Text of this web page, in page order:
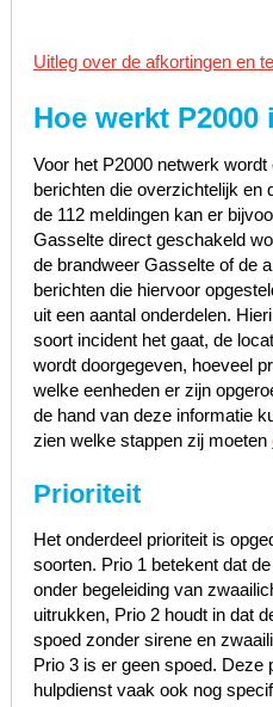
Uitleg over de afkortingen en
Hoe werkt P2000
Voor het P2000 netwerk
berichten die overzichtelijk en
de 112 meldingen kan er
Gasselte direct geschakeld
de brandweer Gasselte of de
berichten die hiervoor
uit een aantal onderdelen.
soort incident het gaat, de
wordt doorgegeven, hoeveel
welke eenheden er zijn
de hand van deze informatie
zien welke stappen zij moeten
Prioriteit
Het onderdeel prioriteit is
soorten. Prio 1 betekent dat
onder begeleiding van
uitrukken, Prio 2 houdt in dat
spoed zonder sirene en
Prio 3 is er geen spoed. Deze
hulpdienst vaak ook nog